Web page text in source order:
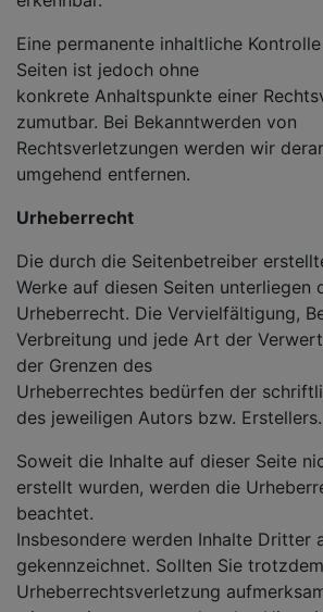
Eine permanente inhaltliche
Seiten ist jedoch ohne
konkrete Anhaltspunkte einer
zumutbar. Bei Bekanntwerden von
Rechtsverletzungen werden wir
umgehend entfernen.
Urheberrecht
Die durch die Seitenbetreiber
Werke auf diesen Seiten unterliegen
Urheberrecht. Die Vervielfältigung,
Verbreitung und jede Art der
der Grenzen des
Urheberrechtes bedürfen der
des jeweiligen Autors bzw. Erstellers.
Soweit die Inhalte auf dieser Seite
erstellt wurden, werden die
beachtet.
Insbesondere werden Inhalte Dritter
gekennzeichnet. Sollten Sie
Urheberrechtsverletzung